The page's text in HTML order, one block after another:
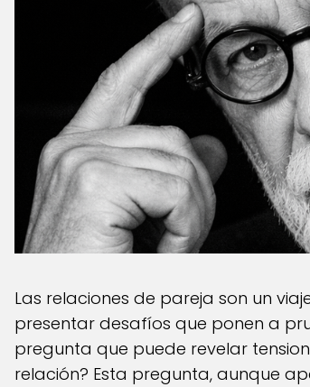
Las relaciones de pareja son un
presentar desafíos que ponen a
pregunta que puede revelar
relación? Esta pregunta, aunque